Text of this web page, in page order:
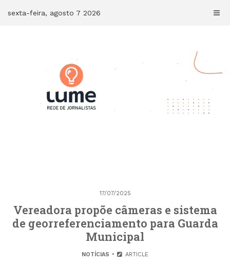
sexta-feira, agosto 7 2026
17/07/2025
Vereadora propõe câmeras e sistema
de georreferenciamento para Guarda
Municipal
NOTÍCIAS ARTICLE